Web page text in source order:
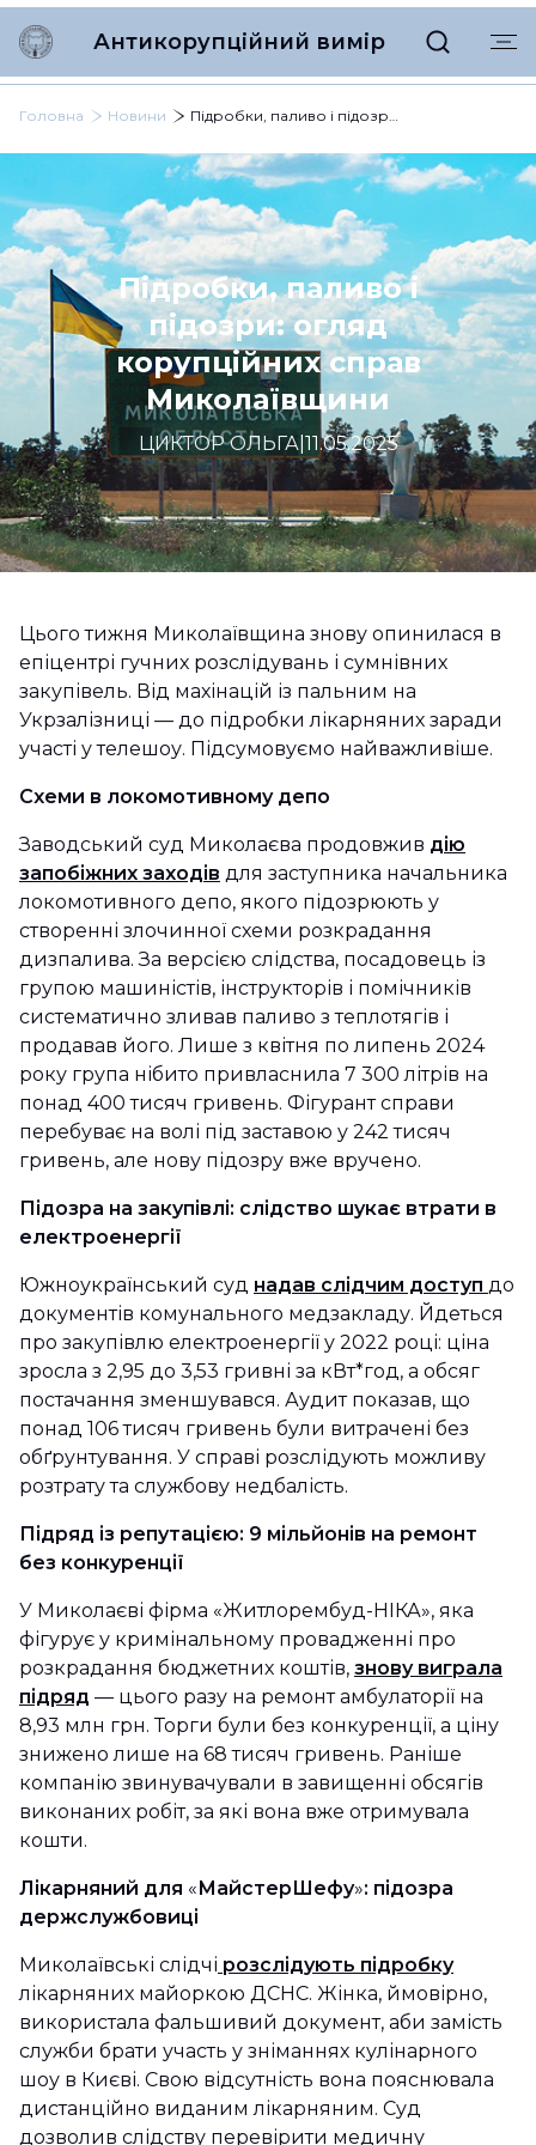
Антикорупційний вимір
Головна Новини Підробки, паливо і підозри: огляд корупційних справ Миколаївщини
Підробки, паливо і
підозри: огляд
корупційних справ
Миколаївщини
ЦИКТОР ОЛЬГА| 11.05.2025
Цього тижня Миколаївщина знову опинилася в
епіцентрі гучних розслідувань і сумнівних
закупівель. Від махінацій із пальним на
Укрзалізниці — до підробки лікарняних заради
участі у телешоу. Підсумовуємо найважливіше.
Схеми в локомотивному депо
Заводський суд Миколаєва продовжив дію
запобіжних заходів для заступника начальника
локомотивного депо, якого підозрюють у
створенні злочинної схеми розкрадання
дизпалива. За версією слідства, посадовець із
групою машиністів, інструкторів і помічників
систематично зливав паливо з теплотягів і
продавав його. Лише з квітня по липень 2024
року група нібито привласнила 7 300 літрів на
понад 400 тисяч гривень. Фігурант справи
перебуває на волі під заставою у 242 тисяч
гривень, але нову підозру вже вручено.
Підозра на закупівлі: слідство шукає втрати в
електроенергії
Южноукраїнський суд надав слідчим доступ до
документів комунального медзакладу. Йдеться
про закупівлю електроенергії у 2022 році: ціна
зросла з 2,95 до 3,53 гривні за кВт*год, а обсяг
постачання зменшувався. Аудит показав, що
понад 106 тисяч гривень були витрачені без
обґрунтування. У справі розслідують можливу
розтрату та службову недбалість.
Підряд із репутацією: 9 мільйонів на ремонт
без конкуренції
У Миколаєві фірма «Житлорембуд-НІКА», яка
фігурує у кримінальному провадженні про
розкрадання бюджетних коштів, знову виграла
підряд — цього разу на ремонт амбулаторії на
8,93 млн грн. Торги були без конкуренції, а ціну
знижено лише на 68 тисяч гривень. Раніше
компанію звинувачували в завищенні обсягів
виконаних робіт, за які вона вже отримувала
кошти.
Лікарняний для «МайстерШефу»: підозра
держслужбовиці
Миколаївські слідчі розслідують підробку
лікарняних майоркою ДСНС. Жінка, ймовірно,
використала фальшивий документ, аби замість
служби брати участь у зніманнях кулінарного
шоу в Києві. Свою відсутність вона пояснювала
дистанційно виданим лікарняним. Суд
дозволив слідству перевірити медичну